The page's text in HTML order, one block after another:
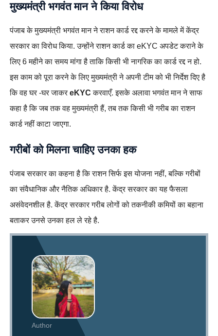
मुख्यमंत्रीभगवंत मानने किया विरोध
पंजाब के मुख्यमंत्री भगवंत मान ने राशन कार्ड रद्द करने के मामले में केंद्र
सरकार का विरोध किया. उन्होंने राशन कार्ड का eKYC अपडेट कराने के
लिए 6 महीने का समय मांगा है ताकि किसी भी नागरिक का कार्ड रद्द न हो.
इस काम को पूरा करने के लिए मुख्यमंत्री ने अपनी टीम को भी निर्देश दिए है
कि वह घर -घर जाकर eKYC करवाएँ. इसके अलावा भगवंत मान ने साफ
कहा है कि जब तक वह मुख्यमंत्री हैं, तब तक किसी भी गरीब का राशन
कार्ड नहीं काटा जाएगा.
गरीबों को मिलना चाहिए उनका हक
पंजाब सरकार का कहना है कि राशन सिर्फ इस योजना नहीं, बल्कि गरीबों
का संवैधानिक और नैतिक अधिकार है. केंद्र सरकार का यह फैसला
असंवेदनशील है. केंद्र सरकार गरीब लोगों को तकनीकी कमियों का बहाना
बताकर उनसे उनका हल ले रहे है.
Author